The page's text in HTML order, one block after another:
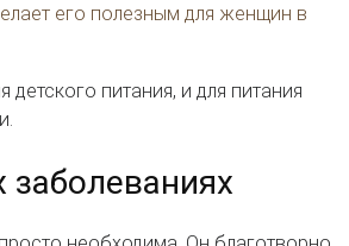
его полезным для женщин в
питания, и для питания